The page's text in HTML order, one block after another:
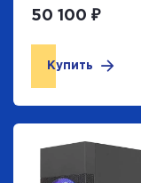
50 100 ₽
Купить